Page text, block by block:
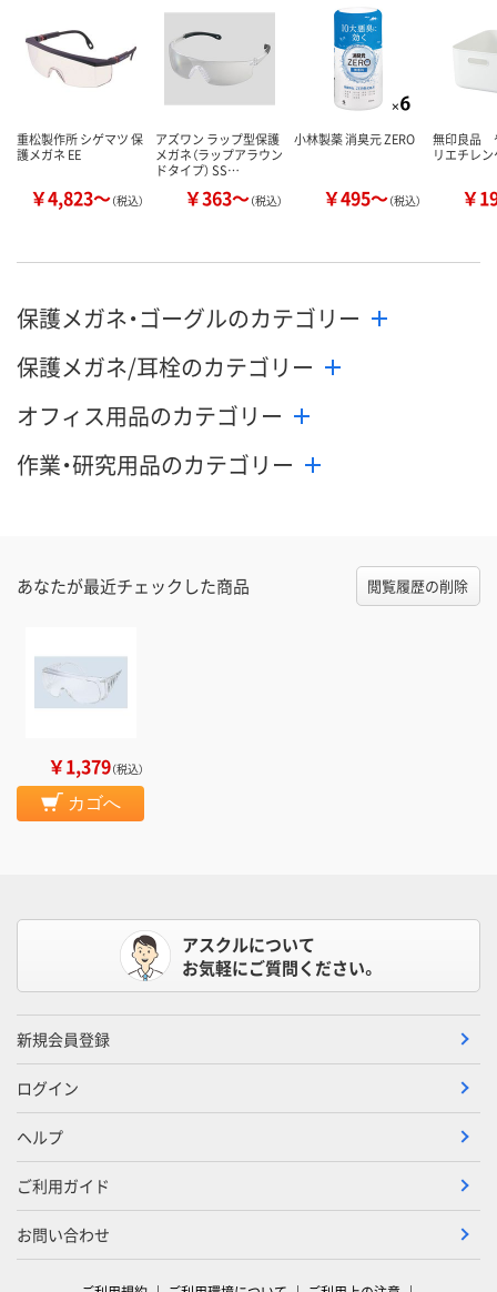
重松製作所 シゲマツ 保
護メガネ EE
￥4,823～（税込）
アズワン ラップ型保護
メガネ（ラップアラウン
ドタイプ） SS…
￥363～（税込）
小林製薬 消臭元 ZERO
￥495～（税込）
無印良品
リエチレ
￥
保護メガネ・ゴーグルのカテゴリー
保護メガネ/耳栓のカテゴリー
オフィス用品のカテゴリー
作業・研究用品のカテゴリー
あなたが最近チェックした商品 閲覧履歴の削除
￥1,379（税込）
カゴへ
アスクルについて
お気軽にご質問ください。
新規会員登録
ログイン
ヘルプ
ご利用ガイド
お問い合わせ